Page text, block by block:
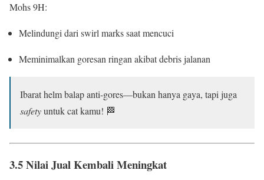
Mohs 9H:
Melindungi dari swirl marks saat mencuci
Meminimalkan goresan ringan akibat debris jalanan
Ibarat helm balap anti-gores—bukan hanya gaya, tapi juga
safetyuntuk cat kamu! 🏁
3.5 Nilai Jual Kembali Meningkat